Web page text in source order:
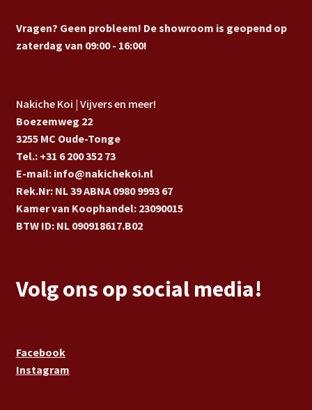
Vragen? Geen probleem! De showroom is geopend op
zaterdag van 09:00 - 16:00!
Nakiche Koi | Vijvers en meer!
Boezemweg 22
3255 MC Oude-Tonge
Tel.: +31 6 200 352 73
E-mail: info@nakichekoi.nl
Rek.Nr: NL 39 ABNA 0980 9993 67
Kamer van Koophandel: 23090015
BTW ID: NL 090918617.B02
Volg ons op social media!
Facebook
Instagram